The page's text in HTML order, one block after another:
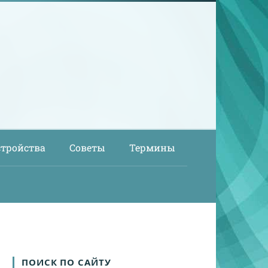
Советы Термины
ПОИСК ПО САЙТУ